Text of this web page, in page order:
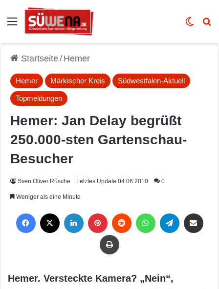
Auswahl Skin
Startseite/ Hemer
Hemer Märkischer Kreis Südwestfalen-Aktuell
Topmeldungen
Hemer: Jan Delay begrüßt
250.000-sten Gartenschau-
Besucher
Sven Oliver Rüsche Letztes Update 04.06.2010 0
Weniger als eine Minute
Drucken
Hemer. Versteckte Kamera? „Nein“,